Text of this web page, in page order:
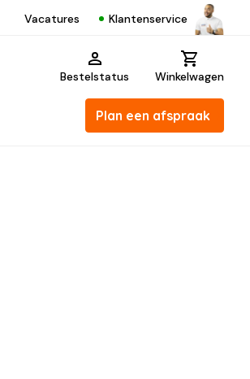
Vacatures Klantenservice
Bestelstatus Winkelwagen
Plan een afspraak